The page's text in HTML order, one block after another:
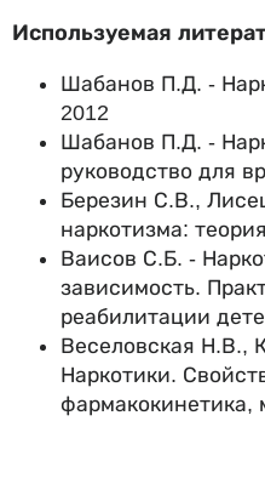
Используемая
Шабанов П.Д. -
2012
Шабанов П.Д. -
руководство для
Березин С.В.,
наркотизма:
Ваисов С.Б. -
зависимость.
реабилитации
Веселовская Н.В.,
Наркотики.
фармакокинетика,